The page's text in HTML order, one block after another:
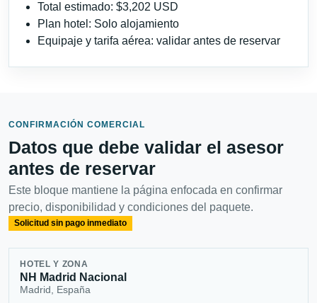
Total estimado: $3,202 USD
Plan hotel: Solo alojamiento
Equipaje y tarifa aérea: validar antes de reservar
CONFIRMACIÓN COMERCIAL
Datos que debe validar el asesor
antes de reservar
Este bloque mantiene la página enfocada en confirmar
precio, disponibilidad y condiciones del paquete.
Solicitud sin pago inmediato
HOTEL Y ZONA
NH Madrid Nacional
Madrid, España